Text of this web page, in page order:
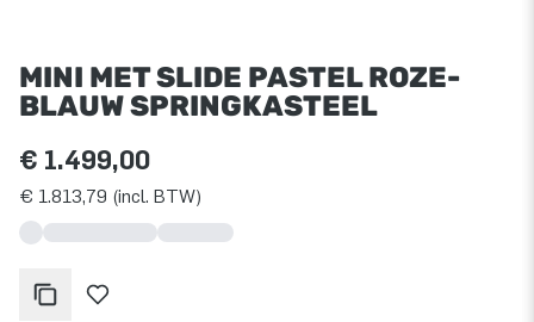
MINI MET SLIDE PASTEL ROZE-
BLAUW SPRINGKASTEEL
€ 1.499,00
€ 1.813,79 (incl. BTW)